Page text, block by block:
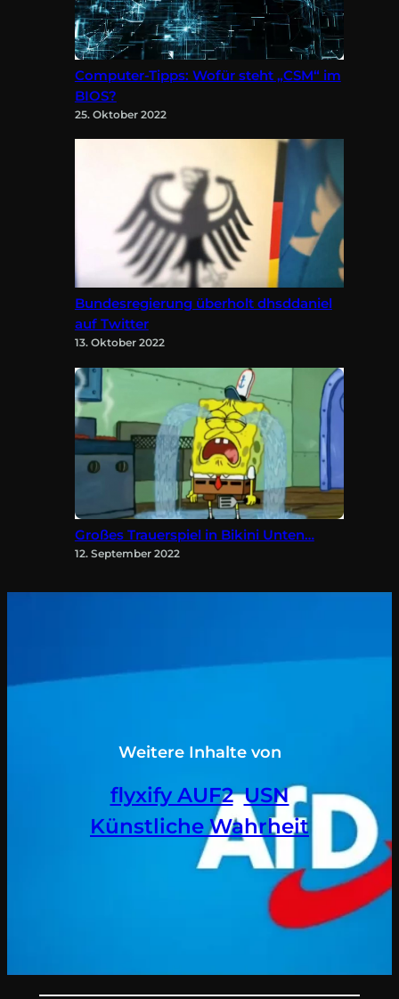
Computer-Tipps: Wofür steht „CSM“ im
BIOS?
25. Oktober 2022
Bundesregierung überholt dhsddaniel
auf Twitter
13. Oktober 2022
Großes Trauerspiel in Bikini Unten…
12. September 2022
Weitere Inhalte von
flyxify AUF2, USN
Künstliche Wahrheit